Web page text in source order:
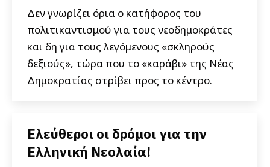
Δεν γνωρίζει όρια ο κατήφορος του
πολιτικαντισμού για τους νεοδημοκράτες
και δη για τους λεγόμενους «σκληρούς
δεξιούς», τώρα που το «καράβι» της Νέας
Δημοκρατίας στρίβει προς το κέντρο.
Ελεύθεροι οι δρόμοι για την
Ελληνική Νεολαία!